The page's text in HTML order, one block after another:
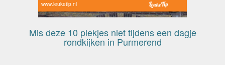
www.leuketip.nl
Mis deze 10 plekjes niet tijdens een dagje
rondkijken in Purmerend